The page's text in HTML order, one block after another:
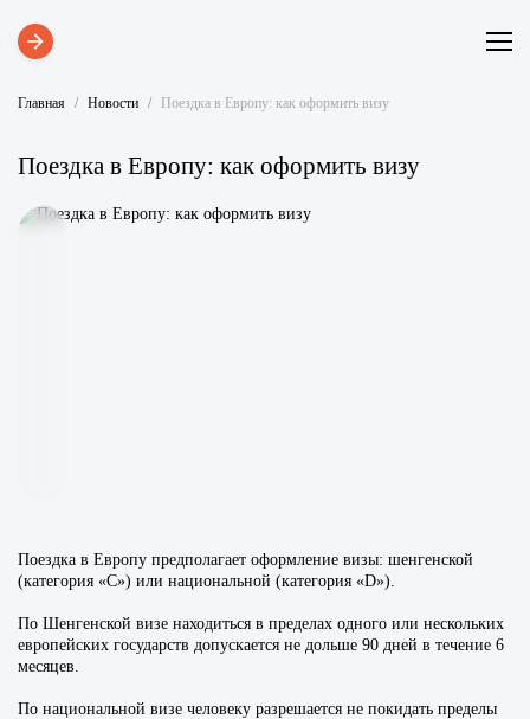
Главная Новости Поездка в Европу: как оформить визу
Поездка в Европу: как оформить визу
Поездка в Европу предполагает оформление визы: шенгенской
(категория «C») или национальной (категория «D»).
По Шенгенской визе находиться в пределах одного или нескольких
европейских государств допускается не дольше 90 дней в течение 6
месяцев.
По национальной визе человеку разрешается не покидать пределы